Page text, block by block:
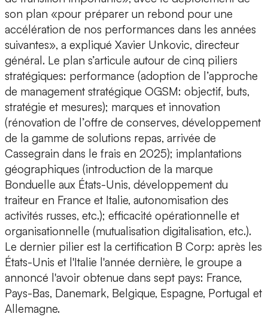
son plan «pour préparer un rebond pour une
accélération de nos performances dans les années
suivantes», a expliqué Xavier Unkovic, directeur
général. Le plan s’articule autour de cinq piliers
stratégiques: performance (adoption de l’approche
de management stratégique OGSM: objectif, buts,
stratégie et mesures); marques et innovation
(rénovation de l’offre de conserves, développement
de la gamme de solutions repas, arrivée de
Cassegrain dans le frais en 2025); implantations
géographiques (introduction de la marque
Bonduelle aux États-Unis, développement du
traiteur en France et Italie, autonomisation des
activités russes, etc.); efficacité opérationnelle et
organisationnelle (mutualisation digitalisation, etc.).
Le dernier pilier est la certification B Corp: après les
États-Unis et l'Italie l'année dernière, le groupe a
annoncé l'avoir obtenue dans sept pays: France,
Pays-Bas, Danemark, Belgique, Espagne, Portugal et
Allemagne.